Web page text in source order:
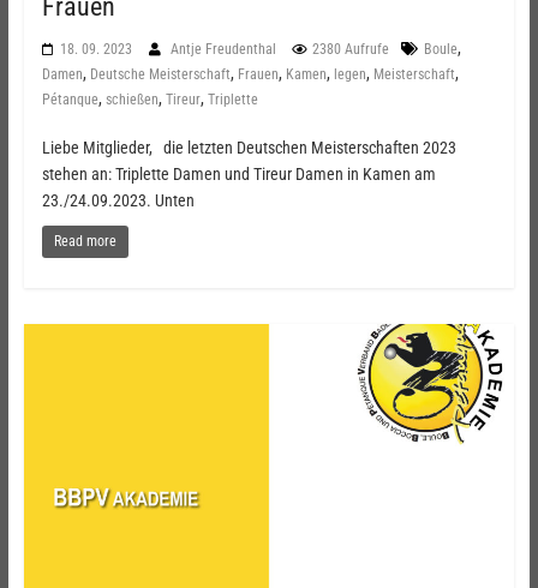
Frauen
18. 09. 2023 Antje Freudenthal 2380 Aufrufe Boule,
Damen, Deutsche Meisterschaft, Frauen, Kamen, legen, Meisterschaft,
Pétanque, schießen, Tireur, Triplette
Liebe Mitglieder, die letzten Deutschen Meisterschaften 2023
stehen an: Triplette Damen und Tireur Damen in Kamen am
23./24.09.2023. Unten
Read more